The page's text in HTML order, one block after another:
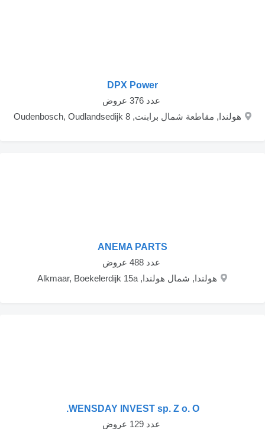
DPX Power
‏ عدد 376 عروض
هولندا, مقاطعة شمال برابنت, Oudenbosch, Oudlandsedijk 8
ANEMA PARTS
‏ عدد 488 عروض
هولندا, شمال هولندا, Alkmaar, Boekelerdijk 15a
WENSDAY INVEST sp. Z o. O.
‏ عدد 129 عروض